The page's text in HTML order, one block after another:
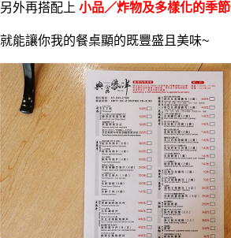
另外再搭配上 小品／炸物及多樣化的季
就能讓你我的餐桌顯的既豐盛且美味~